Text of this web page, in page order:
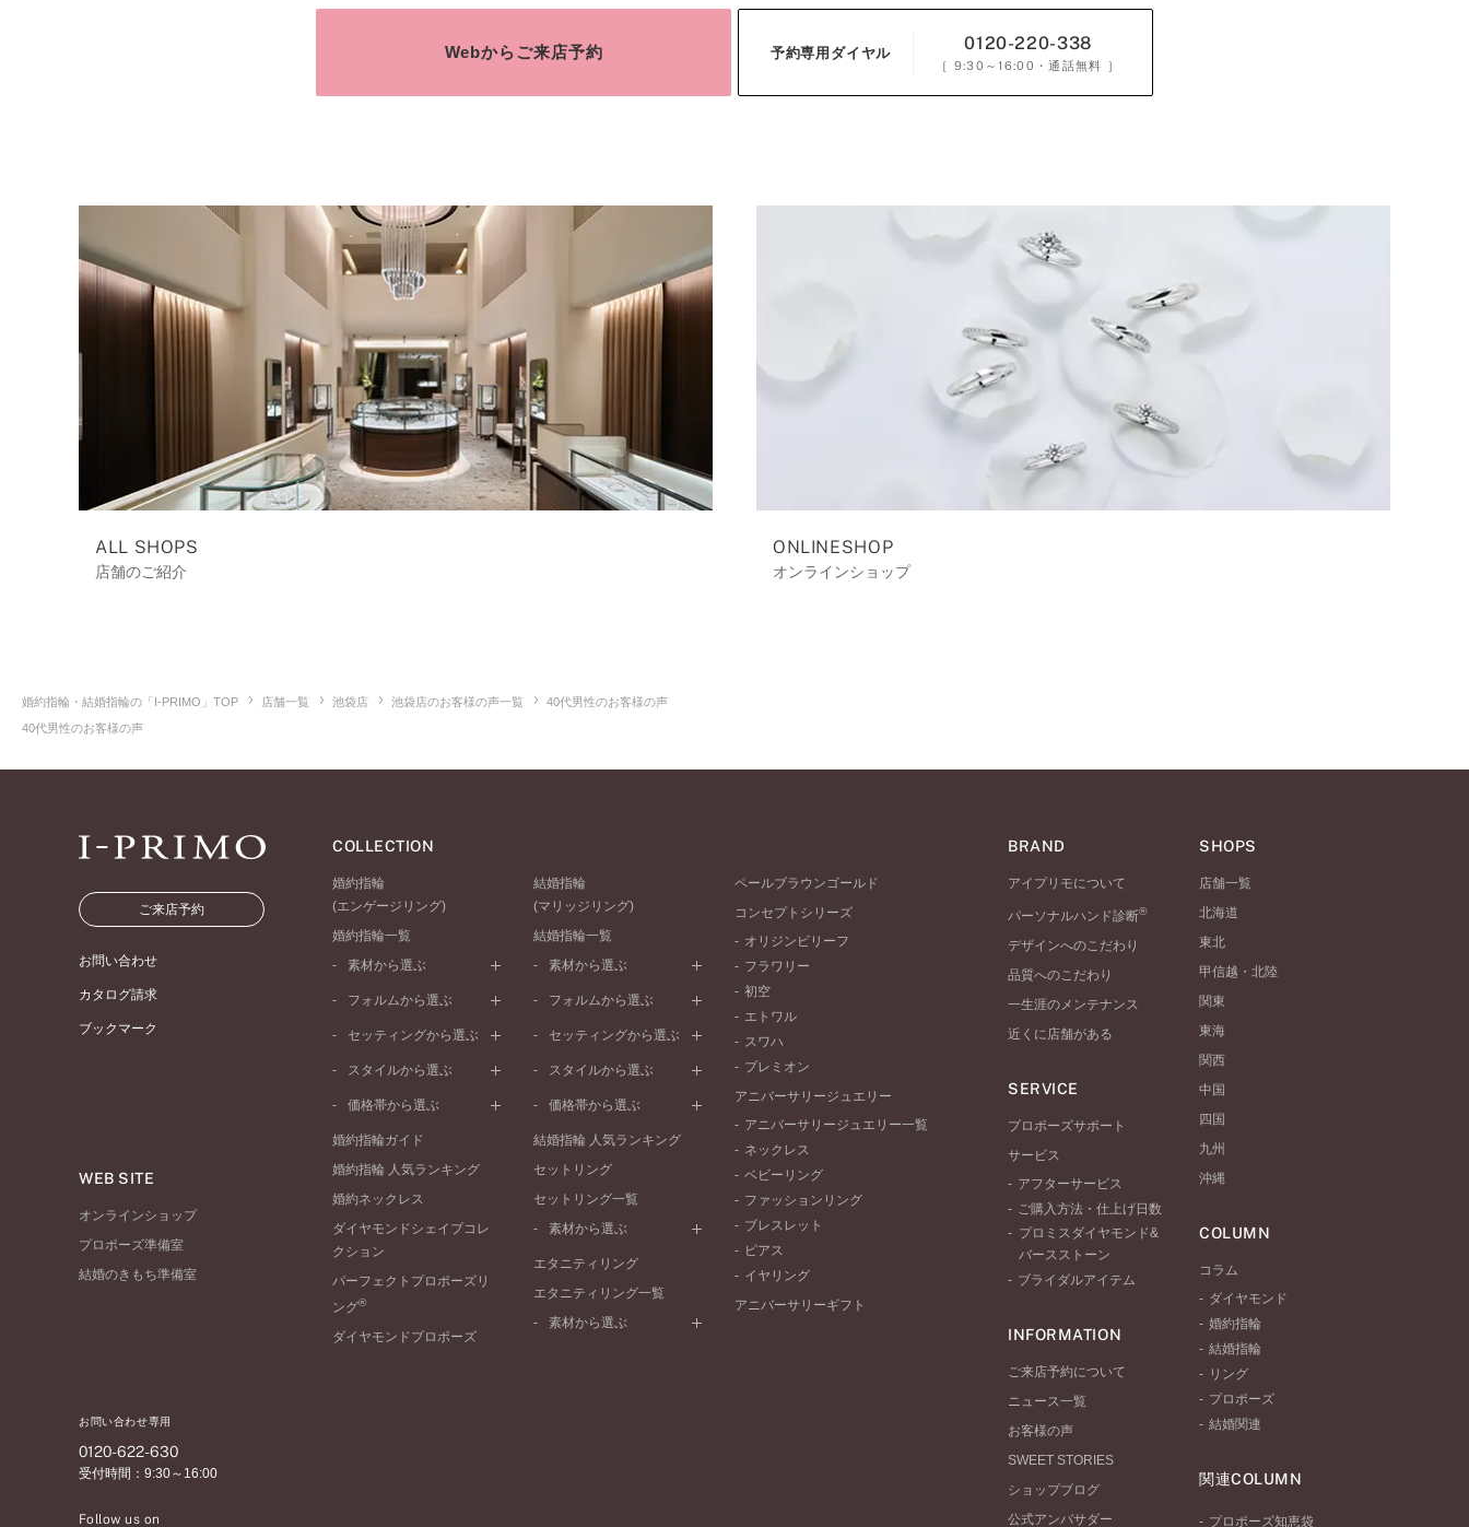
Webからご来店予約 予約専用ダイヤル 0120-220-338
［ 9:30～16:00 ・通話無料 ］
ALL SHOPS
店舗のご紹介
ONLINESHOP
オンラインショップ
婚約指輪・結婚指輪の「I-PRIMO」TOP 店舗一覧 池袋店 池袋店のお客様の声一覧
40代男性のお客様の声
40代男性のお客様の声
ご来店予約
お問い合わせ
カタログ請求
ブックマーク
WEB SITE
オンラインショップ
プロポーズ準備室
結婚のきもち準備室
お問い合わせ専用
0120-622-630
受付時間：9:30～16:00
Follow us on
COLLECTION
婚約指輪
(エンゲージリング)
婚約指輪一覧
素材から選ぶ
プラチナ
ピンクゴールド
ペールブラウンゴールド
フォルムから選ぶ
ストレートライン
V字ライン
セッティングから選ぶ
ソリテール
ダブルサイドメレ
ラインメレ
スタイルから選ぶ
シンプル
モード
エレガント
ゴージャス
価格帯から選ぶ
50万円台～
20万円台～
10万円台～
婚約指輪ガイド
婚約指輪 人気ランキング
婚約ネックレス
ダイヤモンドシェイプコレ
クション
パーフェクトプロポーズリ
ング®
ダイヤモンドプロポーズ
結婚指輪
(マリッジリング)
結婚指輪一覧
素材から選ぶ
プラチナ
ピンクゴールド
ペールブラウンゴールド
フォルムから選ぶ
ストレートライン
V字ライン
セッティングから選ぶ
プレーン
セベラルメレ
ラインメレ
スタイルから選ぶ
シンプル
モード
エレガント
ゴージャス
価格帯から選ぶ
50万円～
20万円～30万円
10万円～20万円
結婚指輪 人気ランキング
セットリング
セットリング一覧
素材から選ぶ
プラチナ
ペールブラウンゴールド
エタニティリング
エタニティリング一覧
素材から選ぶ
ペールブラウンゴールド
コンセプトシリーズ
オリジンビリーフ
フラワリー
初空
エトワル
スワハ
プレミオン
アニバーサリージュエリー
アニバーサリージュエリー一覧
ネックレス
ベビーリング
ファッションリング
ブレスレット
ピアス
イヤリング
アニバーサリーギフト
BRAND
アイプリモについて
パーソナルハンド診断®
デザインへのこだわり
品質へのこだわり
一生涯のメンテナンス
近くに店舗がある
SERVICE
プロポーズサポート
サービス
アフターサービス
ご購入方法・仕上げ日数
プロミスダイヤモンド&
バースストーン
ブライダルアイテム
INFORMATION
ご来店予約について
ニュース一覧
お客様の声
SWEET STORIES
ショップブログ
公式アンバサダー
SHOPS
店舗一覧
北海道
東北
甲信越・北陸
関東
東海
関西
中国
四国
九州
沖縄
COLUMN
コラム
ダイヤモンド
婚約指輪
結婚指輪
リング
プロポーズ
結婚関連
関連COLUMN
プロポーズ知恵袋